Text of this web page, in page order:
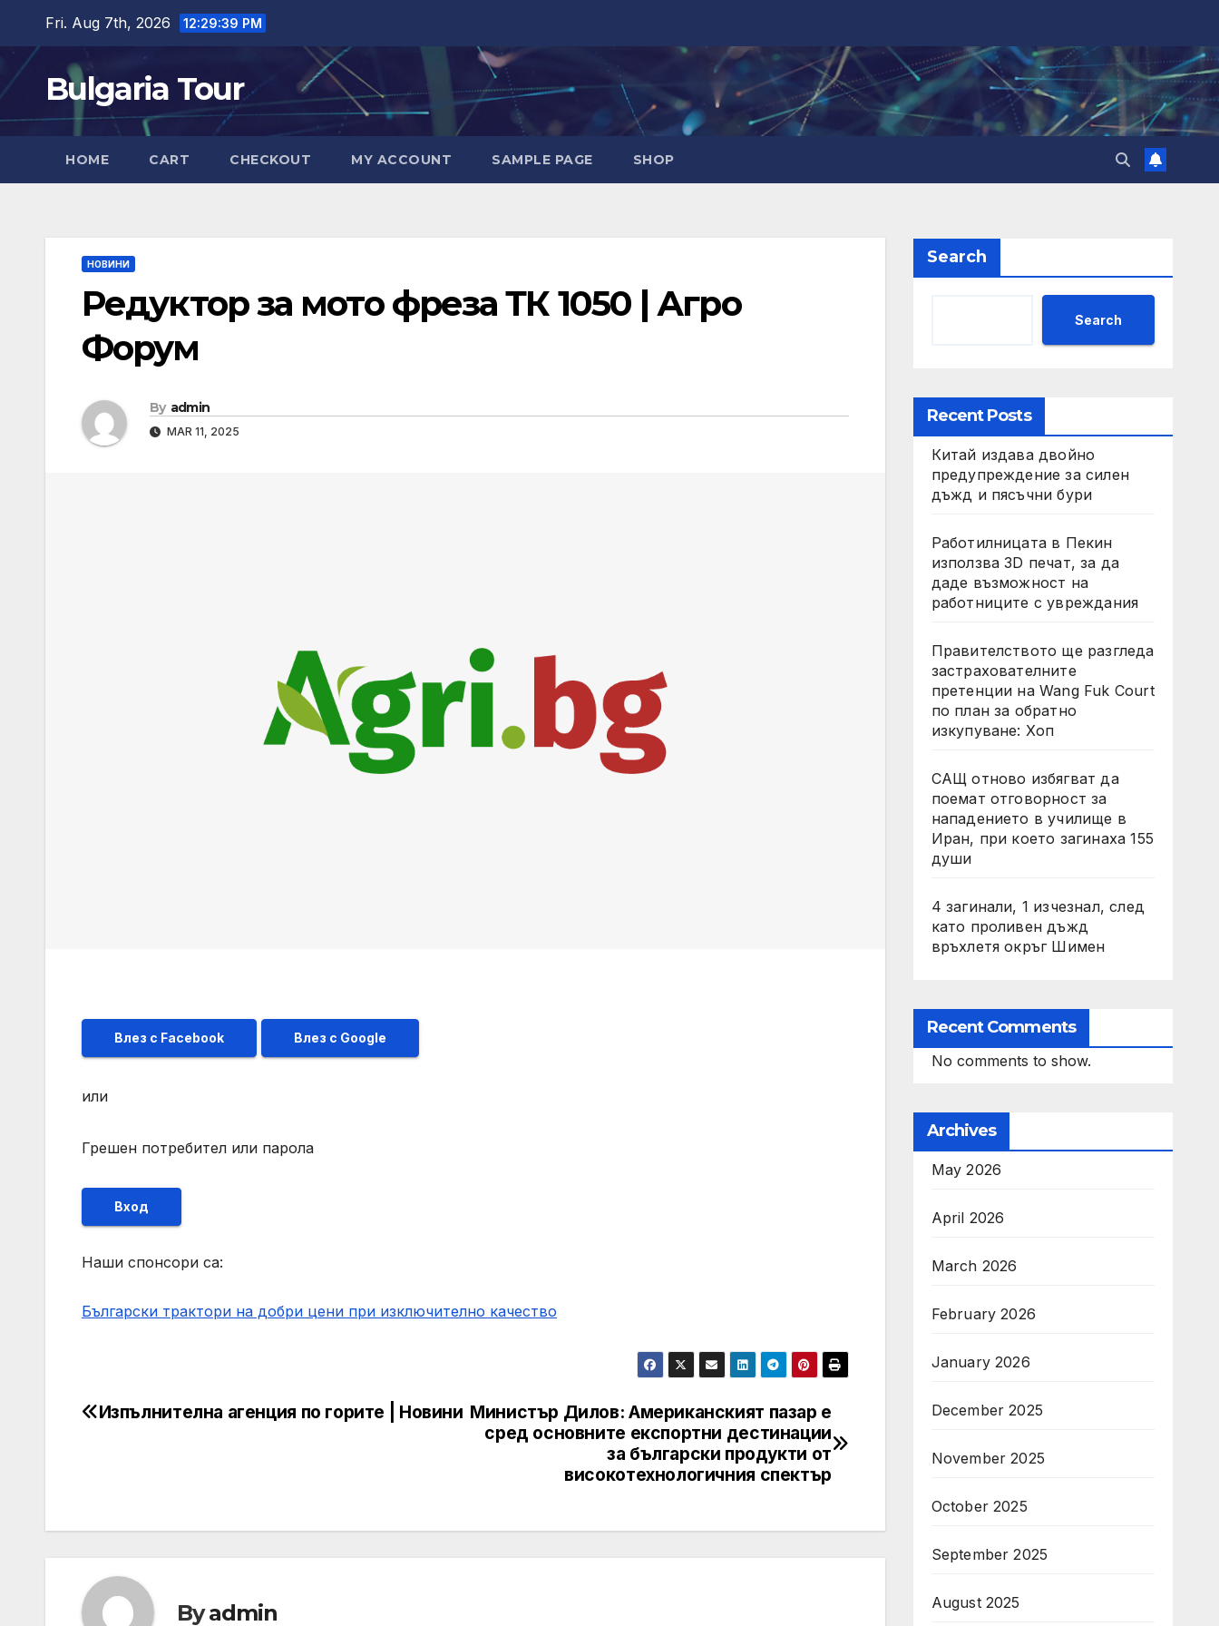
content
Fri. Aug 7th, 2026 12:29:40 PM
Bulgaria Tour
HOME CART CHECKOUT MY ACCOUNT SAMPLE PAGE SHOP
НОВИНИ
Редуктор за мото фреза ТК 1050 | Агро
Форум
By admin
MAR 11, 2025
Влез с Facebook Влез с Google
или
Грешен потребител или парола
Вход
Наши спонсори са:
Български трактори на добри цени при изключително качество
Post
Министър Дилов: Американският пазар е
сред основните експортни дестинации
за български продукти от
високотехнологичния спектър
Изпълнителна агенция по горите | Новини
Byadmin
Search
Search
Recent Posts
Китай издава двойно
предупреждение за силен
дъжд и пясъчни бури
Работилницата в Пекин
използва 3D печат, за да
даде възможност на
работниците с увреждания
Правителството ще разгледа
застрахователните
претенции на Wang Fuk Court
по план за обратно
изкупуване: Хоп
САЩ отново избягват да
поемат отговорност за
нападението в училище в
Иран, при което загинаха 155
души
4 загинали, 1 изчезнал, след
като проливен дъжд
връхлетя окръг Шимен
Recent Comments
No comments to show.
Archives
May 2026
April 2026
March 2026
February 2026
January 2026
December 2025
November 2025
October 2025
September 2025
August 2025